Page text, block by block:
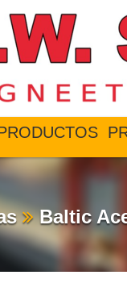
Baltic